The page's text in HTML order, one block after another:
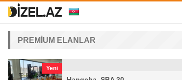
PREMİUM ELANLAR
Yeni